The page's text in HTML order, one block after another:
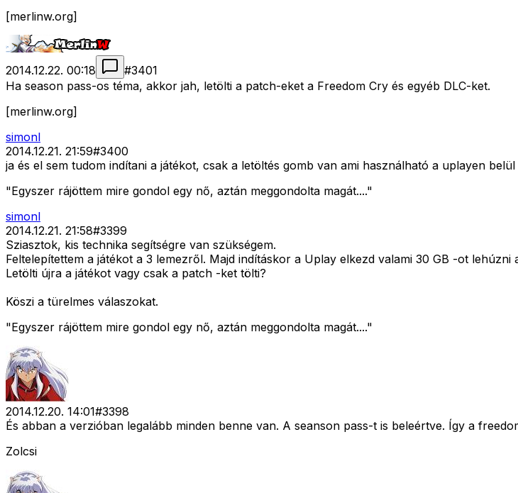
[merlinw.org]
2014.12.22. 00:18 #3401
Ha season pass-os téma, akkor jah, letölti a patch-eket a Freedom Cry és egyéb DLC-ket.
[merlinw.org]
simonl
2014.12.21. 21:59#3400
ja és el sem tudom indítani a játékot, csak a letöltés gomb van ami használható a uplayen belül
"Egyszer rájöttem mire gondol egy nő, aztán meggondolta magát...."
simonl
2014.12.21. 21:58#3399
Sziasztok, kis technika segítségre van szükségem.
Feltelepítettem a játékot a 3 lemezről. Majd indításkor a Uplay elkezd valami 30 GB -ot lehúzni
Letölti újra a játékot vagy csak a patch -ket tölti?
Köszi a türelmes válaszokat.
"Egyszer rájöttem mire gondol egy nő, aztán meggondolta magát...."
2014.12.20. 14:01#3398
És abban a verzióban legalább minden benne van. A seanson pass-t is beleértve. Így a
Zolcsi